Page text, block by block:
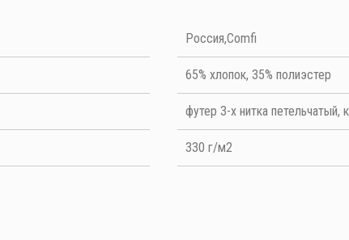
5
5
Россия,Comfi
65% хлопок, 35% полиэстер
футер 3-х нитка петельчатый,
330 г/м2